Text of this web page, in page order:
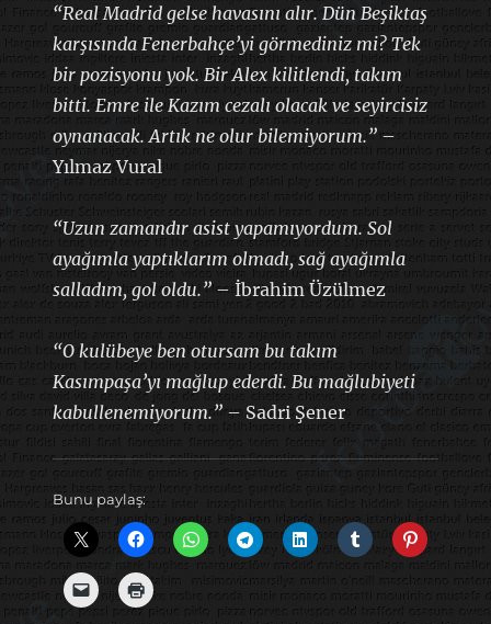
“Real Madrid gelse havasını alır. Dün Beşiktaş
karşısında Fenerbahçe’yi görmediniz mi? Tek
bir pozisyonu yok. Bir Alex kilitlendi, takım
bitti. Emre ile Kazım cezalı olacak ve seyircisiz
oynanacak. Artık ne olur bilemiyorum.” –
Yılmaz Vural
“Uzun zamandır asist yapamıyordum. Sol
ayağımla yaptıklarım olmadı, sağ ayağımla
salladım, gol oldu.”– İbrahim Üzülmez
“O kulübeye ben otursam bu takım
Kasımpaşa’yı mağlup ederdi. Bu mağlubiyeti
kabullenemiyorum.”– Sadri Şener
Bunu paylaş: